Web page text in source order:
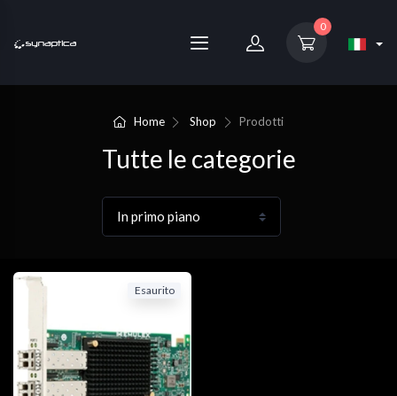
0
Home Shop Prodotti
Tutte le categorie
Esaurito